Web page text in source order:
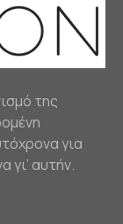
της
για
γι’ αυτήν.